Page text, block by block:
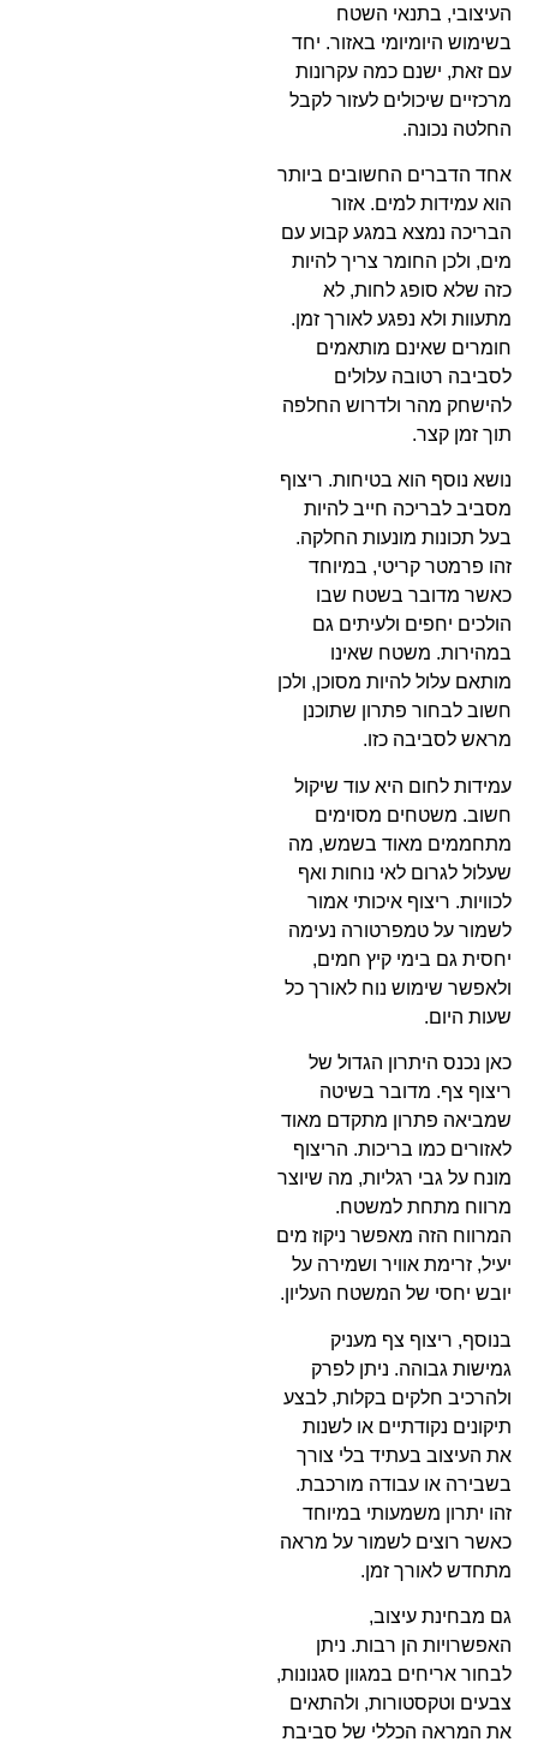
העיצובי, בתנאי השטח
בשימוש היומיומי באזור. יחד
עם זאת, ישנם כמה עקרונות
מרכזיים שיכולים לעזור לקבל
החלטה נכונה.
אחד הדברים החשובים ביותר
הוא עמידות למים. אזור
הבריכה נמצא במגע קבוע עם
מים, ולכן החומר צריך להיות
כזה שלא סופג לחות, לא
מתעוות ולא נפגע לאורך זמן.
חומרים שאינם מותאמים
לסביבה רטובה עלולים
להישחק מהר ולדרוש החלפה
תוך זמן קצר.
נושא נוסף הוא בטיחות. ריצוף
מסביב לבריכה חייב להיות
בעל תכונות מונעות החלקה.
זהו פרמטר קריטי, במיוחד
כאשר מדובר בשטח שבו
הולכים יחפים ולעיתים גם
במהירות. משטח שאינו
מותאם עלול להיות מסוכן, ולכן
חשוב לבחור פתרון שתוכנן
מראש לסביבה כזו.
עמידות לחום היא עוד שיקול
חשוב. משטחים מסוימים
מתחממים מאוד בשמש, מה
שעלול לגרום לאי נוחות ואף
לכוויות. ריצוף איכותי אמור
לשמור על טמפרטורה נעימה
יחסית גם בימי קיץ חמים,
ולאפשר שימוש נוח לאורך כל
שעות היום.
כאן נכנס היתרון הגדול של
ריצוף צף. מדובר בשיטה
שמביאה פתרון מתקדם מאוד
לאזורים כמו בריכות. הריצוף
מונח על גבי רגליות, מה שיוצר
מרווח מתחת למשטח.
המרווח הזה מאפשר ניקוז מים
יעיל, זרימת אוויר ושמירה על
יובש יחסי של המשטח העליון.
בנוסף, ריצוף צף מעניק
גמישות גבוהה. ניתן לפרק
ולהרכיב חלקים בקלות, לבצע
תיקונים נקודתיים או לשנות
את העיצוב בעתיד בלי צורך
בשבירה או עבודה מורכבת.
זהו יתרון משמעותי במיוחד
כאשר רוצים לשמור על מראה
מתחדש לאורך זמן.
גם מבחינת עיצוב,
האפשרויות הן רבות. ניתן
לבחור אריחים במגוון סגנונות,
צבעים וטקסטורות, ולהתאים
את המראה הכללי של סביבת